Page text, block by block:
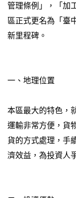
管理條例」，「加
區正式更名為「臺
新里程碑。
一、地理位置
本區最大的特色，
運輸非常方便，貨
貨的方式處理，手
濟效益，為投資人